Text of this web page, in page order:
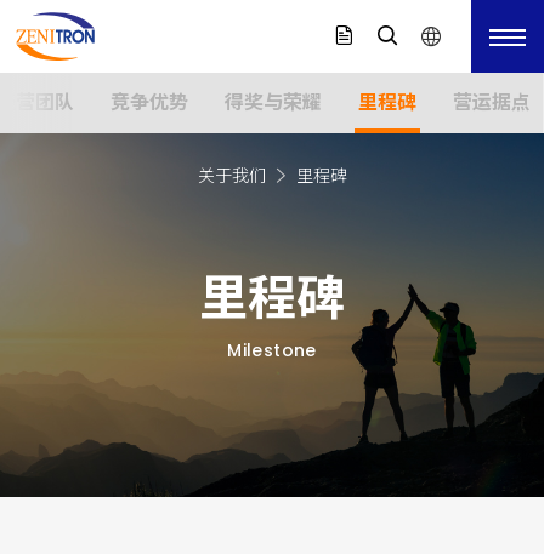
营团队 竞争优势 得奖与荣耀 里程碑 营运据点
关于我们 里程碑
里程碑
Milestone